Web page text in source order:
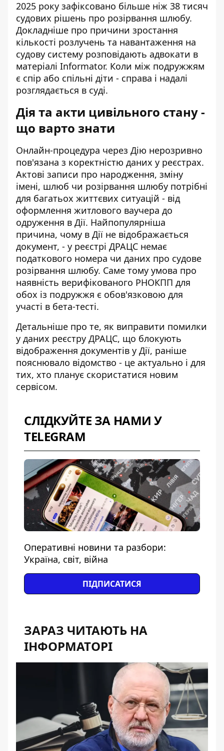
2025 року зафіксовано більше ніж 38 тисяч
судових рішень про розірвання шлюбу.
Докладніше про причини зростання
кількості розлучень та навантаження на
судову систему розповідають адвокати в
матеріалі Informator. Коли між подружжям
є спір або спільні діти - справа і надалі
розглядається в суді.
Дія та акти цивільного стану -
що варто знати
Онлайн-процедура через Дію нерозривно
пов'язана з коректністю даних у реєстрах.
Актові записи про народження, зміну
імені, шлюб чи розірвання шлюбу потрібні
для багатьох життєвих ситуацій - від
оформлення житлового ваучера до
одруження в Дії. Найпопулярніша
причина, чому в Дії не відображається
документ, - у реєстрі ДРАЦС немає
податкового номера чи даних про судове
розірвання шлюбу. Саме тому умова про
наявність верифікованого РНОКПП для
обох із подружжя є обов'язковою для
участі в бета-тесті.
Детальніше про те, як виправити помилки
у даних реєстру ДРАЦС, що блокують
відображення документів у Дії, раніше
пояснювало відомство - це актуально і для
тих, хто планує скористатися новим
сервісом.
СЛІДКУЙТЕ ЗА НАМИ У
TELEGRAM
Оперативні новини та разбори:
Україна, світ, війна
ПІДПИСАТИСЯ
ЗАРАЗ ЧИТАЮТЬ НА
ІНФОРМАТОРІ